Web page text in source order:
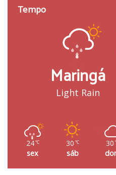
Tempo
Maringá
Light Rain
24 ℃
sex
30 ℃
sáb
30